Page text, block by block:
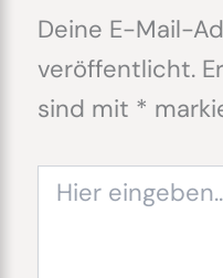
Deine E-Mail-
veröffentlicht.
sind mit *
eingeben…